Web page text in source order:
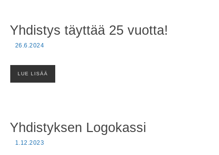
Yhdistys täyttää 25 vuotta!
26.6.2024
LUE LISÄÄ
Yhdistyksen Logokassi
1.12.2023